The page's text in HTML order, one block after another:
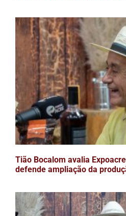
Tião Bocalom avalia
defende ampliação da